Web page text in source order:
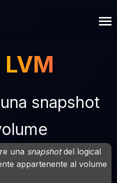
LVM
snapshot
una snapshotdel logical
appartenente al volume